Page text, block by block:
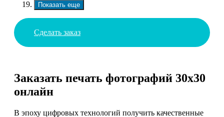
Показать еще
Сделать заказ
Заказать печать фотографий 30х30
онлайн
В эпоху цифровых технологий получить качественные